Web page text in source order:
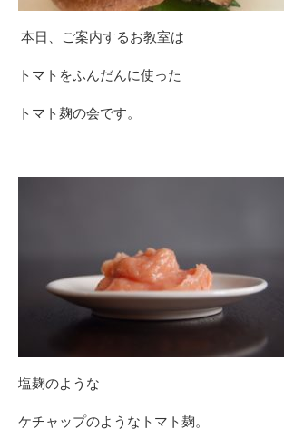
本日、 ご案内するお教室は
トマトをふんだんに使った
トマト麹の会です。
塩麹のような
ケチャップのようなトマト麹。